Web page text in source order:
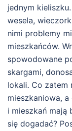
jednym
wesela,
nimi problemy
mieszkańców.
spowodowane
skargami,
lokali. Co zatem
mieszkaniowa,
i mieszkań mają
się dogadać?